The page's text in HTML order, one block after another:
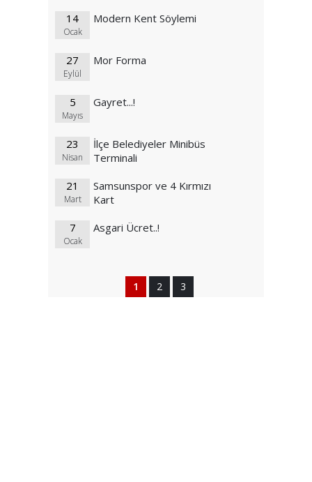
14
Ocak
Modern Kent Söylemi
27
Eylül
Mor Forma
5
Mayıs
Gayret...!
23
Nisan
İlçe Belediyeler Minibüs
Terminali
21
Mart
Samsunspor ve 4 Kırmızı
Kart
7
Ocak
Asgari Ücret..!
1 2 3